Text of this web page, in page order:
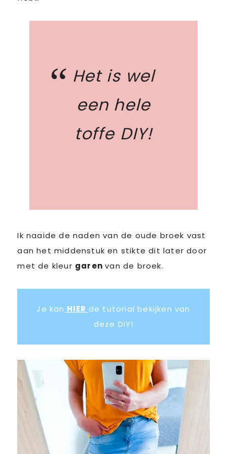
Het is wel
een hele
toffe DIY!
Ik naaide de naden van de oude broek vast
aan het middenstuk en stikte dit later door
met de kleur garenvan de broek.
Je kan HIER de tutorial bekijken van
deze DIY!